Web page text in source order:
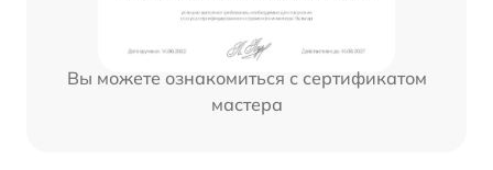
Вы можете ознакомиться с сертификатом
мастера